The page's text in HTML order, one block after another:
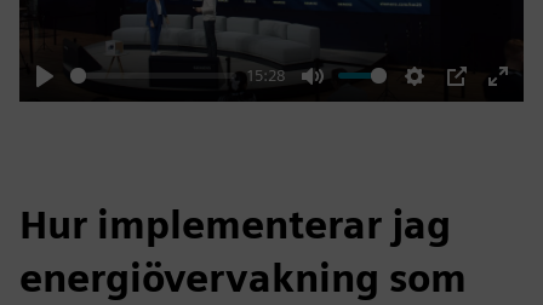
Play
15:28
Mute Settings
PIP
Enter
Hur implementerar jag
energiövervakning som